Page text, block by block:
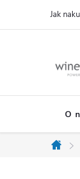
Jak
O
Domů